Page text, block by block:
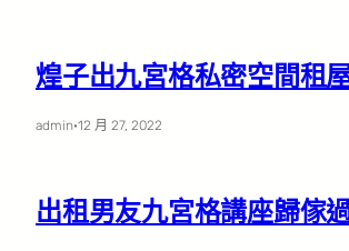
煌子出九宮格私密空間租
admin·12 月 27, 2022
出租男友九宮格講座歸傢